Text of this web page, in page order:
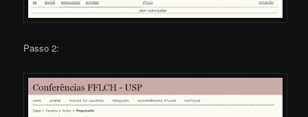
Passo 2: